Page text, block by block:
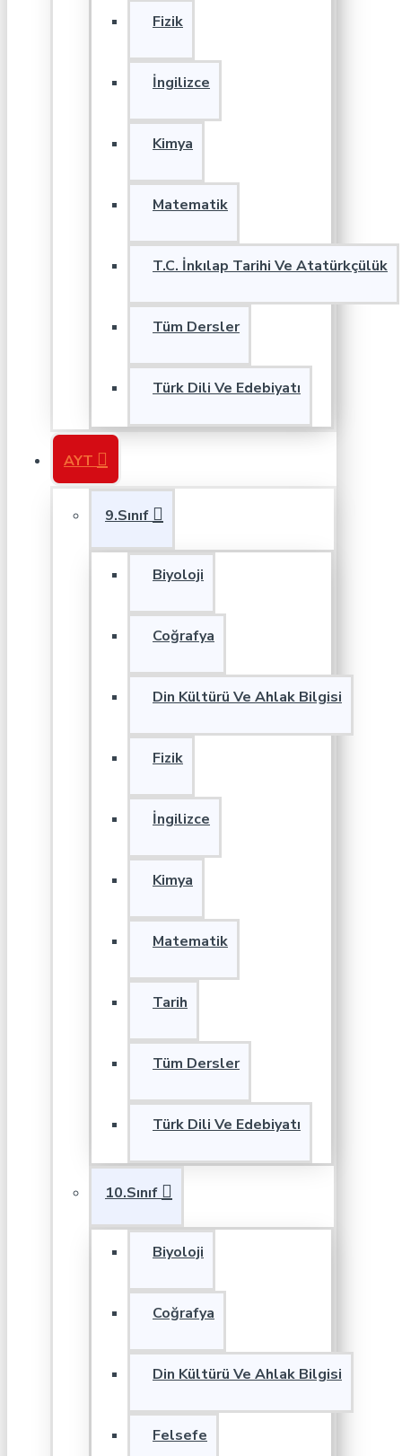
Fizik
İngilizce
Kimya
Matematik
T.C. İnkılap Tarihi Ve Atatürkçülük
Tüm Dersler
Türk Dili Ve Edebiyatı
AYT
9.Sınıf
Biyoloji
Coğrafya
Din Kültürü Ve Ahlak Bilgisi
Fizik
İngilizce
Kimya
Matematik
Tarih
Tüm Dersler
Türk Dili Ve Edebiyatı
10.Sınıf
Biyoloji
Coğrafya
Din Kültürü Ve Ahlak Bilgisi
Felsefe